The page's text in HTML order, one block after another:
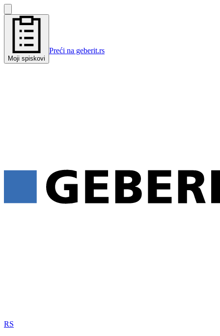
Moji spiskovi
Preći na geberit.rs
RS